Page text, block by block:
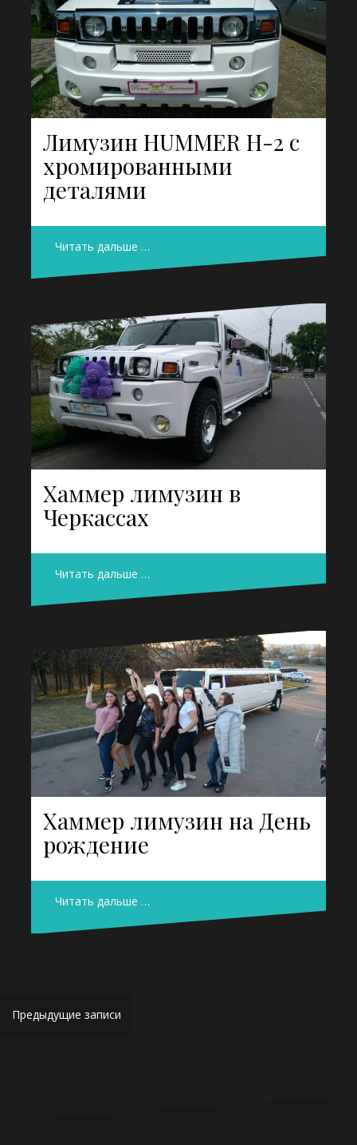
Лимузин HUMMER H-2 с
хромированными
деталями
Читать дальше …
Хаммер лимузин в
Черкассах
Читать дальше …
Хаммер лимузин на День
рождение
Читать дальше …
Навигация
по
Предыдущие записи